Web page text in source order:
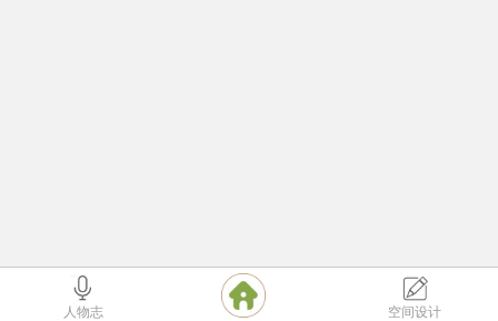
人物志 空间设计